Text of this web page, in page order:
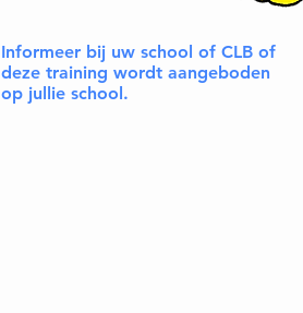
Informeer bij uw school of CLB of
deze training wordt aangeboden
op jullie school.